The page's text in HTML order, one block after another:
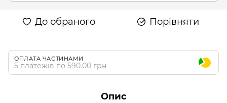
До обраного Порівняти
ОПЛАТА ЧАСТИНАМИ
5 платежів по 590.00 грн
Опис